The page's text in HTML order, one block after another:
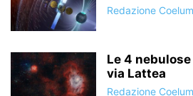
Redazione Coelum
Le 4
via Lattea
Redazione Coelum